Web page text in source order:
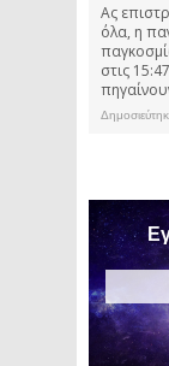
Ας
όλα, η
στις